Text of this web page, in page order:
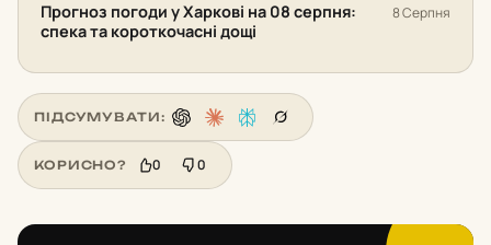
Прогноз погоди у Харкові на 08 серпня:
спека та короткочасні дощі
8 Серпня
ПІДСУМУВАТИ:
КОРИСНО? 0 0